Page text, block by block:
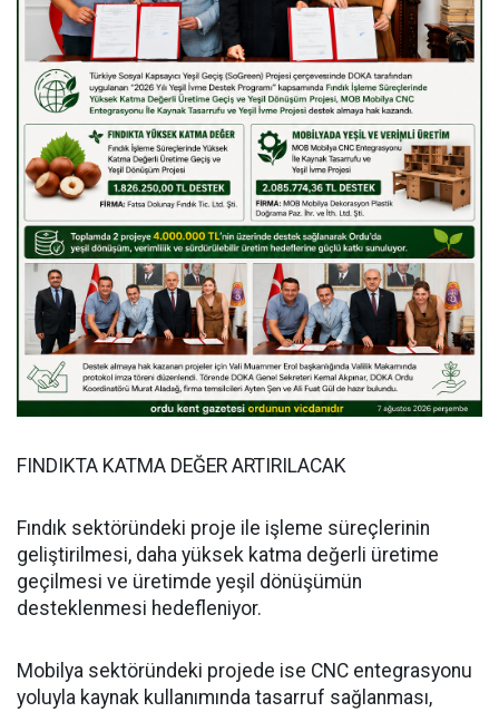
FINDIKTA KATMA DEĞER ARTIRILACAK
Fındık sektöründeki proje ile işleme süreçlerinin
geliştirilmesi, daha yüksek katma değerli üretime
geçilmesi ve üretimde yeşil dönüşümün
desteklenmesi hedefleniyor.
Mobilya sektöründeki projede ise CNC entegrasyonu
yoluyla kaynak kullanımında tasarruf sağlanması,